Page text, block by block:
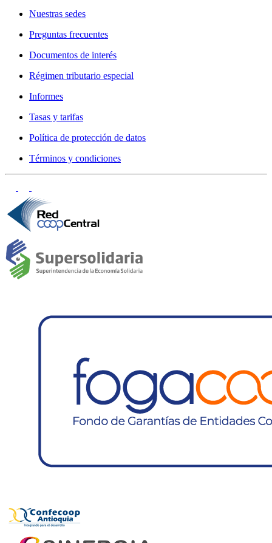
Nuestras sedes
Preguntas frecuentes
Documentos de interés
Régimen tributario especial
Informes
Tasas y tarifas
Política de protección de datos
Términos y condiciones